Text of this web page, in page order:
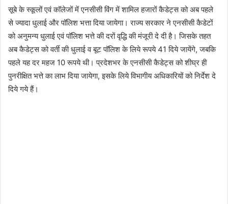
सूबे के स्कूलों एवं कॉलेजों में एनसीसी विंग में शामिल हजारों कैडेट्स को अब पहले
से ज्यादा धुलाई और पॉलिश भत्ता दिया जायेगा। राज्य सरकार ने एनसीसी कैडेटों
को अनुमन्य धुलाई एवं पॉलिश भत्ते की दरों वृद्धि की मंजूरी दे दी है। जिसके तहत
अब कैडेट्स को वर्ती की धुलाई व बूट पॉलिश के लिये रूपये 41 दिये जायेंगे, जबकि
पहले यह दर महज 10 रूपये थी। प्रदेशभर के एनसीसी कैडेट्स को शीघ्र ही
पुनरीक्षित भत्ते का लाभ दिया जायेगा, इसके लिये विभागीय अधिकारियों को निर्देश दे
दिये गये हैं।